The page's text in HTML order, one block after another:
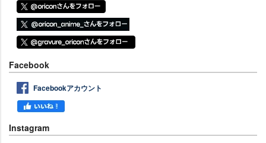
Facebook
Facebookアカウント
Instagram